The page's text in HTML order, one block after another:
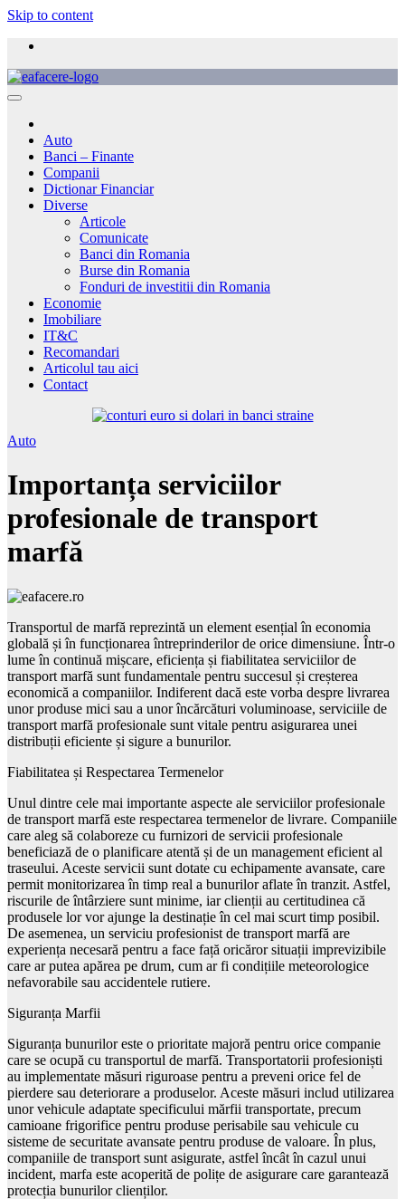
Skip to content
Auto
Banci – Finante
Companii
Dictionar Financiar
Diverse
Articole
Comunicate
Banci din Romania
Burse din Romania
Fonduri de investitii din Romania
Economie
Imobiliare
IT&C
Recomandari
Articolul tau aici
Contact
Auto
Importanța serviciilor
profesionale de transport
marfă
Transportul de marfă reprezintă un element esențial în economia
globală și în funcționarea întreprinderilor de orice dimensiune. Într-o
lume în continuă mișcare, eficiența și fiabilitatea serviciilor de
transport marfă sunt fundamentale pentru succesul și creșterea
economică a companiilor. Indiferent dacă este vorba despre livrarea
unor produse mici sau a unor încărcături voluminoase, serviciile de
transport marfă profesionale sunt vitale pentru asigurarea unei
distribuții eficiente și sigure a bunurilor.
Fiabilitatea și Respectarea Termenelor
Unul dintre cele mai importante aspecte ale serviciilor profesionale
de transport marfă este respectarea termenelor de livrare. Companiile
care aleg să colaboreze cu furnizori de servicii profesionale
beneficiază de o planificare atentă și de un management eficient al
traseului. Aceste servicii sunt dotate cu echipamente avansate, care
permit monitorizarea în timp real a bunurilor aflate în tranzit. Astfel,
riscurile de întârziere sunt minime, iar clienții au certitudinea că
produsele lor vor ajunge la destinație în cel mai scurt timp posibil.
De asemenea, un serviciu profesionist de transport marfă are
experiența necesară pentru a face față oricăror situații imprevizibile
care ar putea apărea pe drum, cum ar fi condițiile meteorologice
nefavorabile sau accidentele rutiere.
Siguranța Marfii
Siguranța bunurilor este o prioritate majoră pentru orice companie
care se ocupă cu transportul de marfă. Transportatorii profesioniști
au implementate măsuri riguroase pentru a preveni orice fel de
pierdere sau deteriorare a produselor. Aceste măsuri includ utilizarea
unor vehicule adaptate specificului mărfii transportate, precum
camioane frigorifice pentru produse perisabile sau vehicule cu
sisteme de securitate avansate pentru produse de valoare. În plus,
companiile de transport sunt asigurate, astfel încât în cazul unui
incident, marfa este acoperită de polițe de asigurare care garantează
protecția bunurilor clienților.